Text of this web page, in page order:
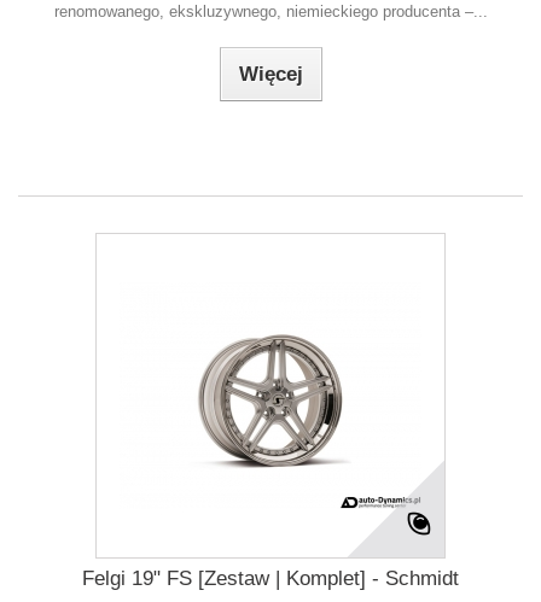
renomowanego, ekskluzywnego, niemieckiego producenta –...
Więcej
Felgi 19" FS [Zestaw | Komplet] - Schmidt